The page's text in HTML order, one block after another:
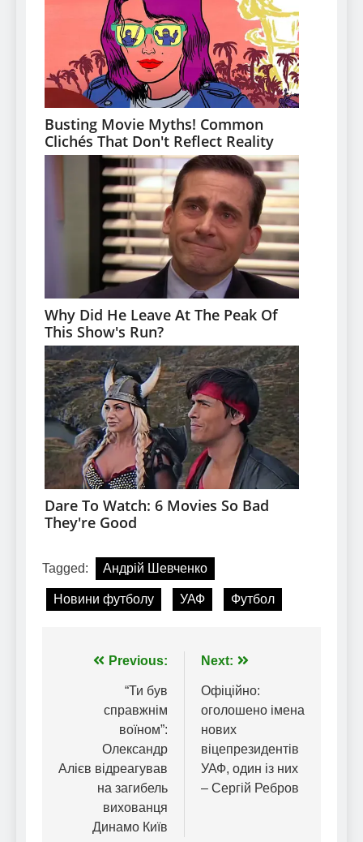
Tagged: Андрій Шевченко
Новини футболу УАФ Футбол
Навігація
записів
Previous:
“Ти був
справжнім
воїном”:
Олександр
Алієв відреагував
на загибель
вихованця
Динамо Київ
Next:
Офіційно:
оголошено імена
нових
віцепрезидентів
УАФ, один із них
– Сергій Ребров